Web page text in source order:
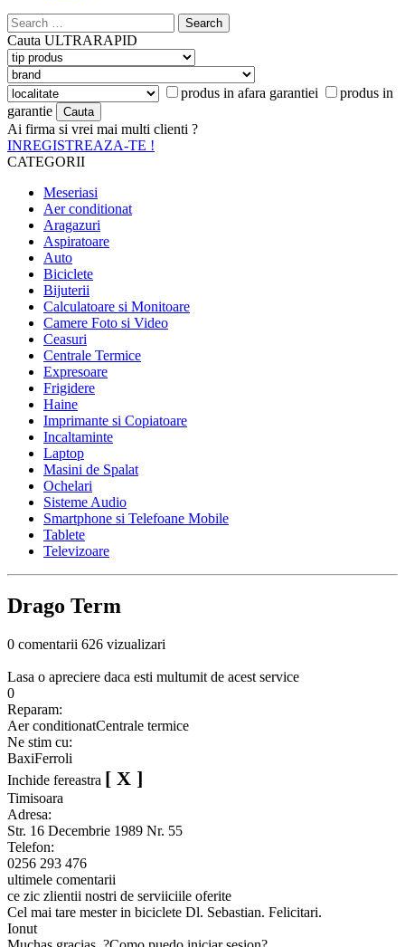
Search
for:
Cauta ULTRARAPID
produs in afara garantiei
produs in
garantie
Ai firma si vrei mai multi clienti ?
INREGISTREAZA-TE !
CATEGORII
Meseriasi
Aer conditionat
Aragazuri
Aspiratoare
Auto
Biciclete
Bijuterii
Calculatoare si Monitoare
Camere Foto si Video
Ceasuri
Centrale Termice
Expresoare
Frigidere
Haine
Imprimante si Copiatoare
Incaltaminte
Laptop
Masini de Spalat
Ochelari
Sisteme Audio
Smartphone si Telefoane Mobile
Tablete
Televizoare
Drago Term
0 comentarii 626 vizualizari
Lasa o apreciere daca esti multumit de acest service
0
Reparam:
Aer conditionatCentrale termice
Ne stim cu:
BaxiFerroli
Inchide fereastra [ X ]
Timisoara
Adresa:
Str. 16 Decembrie 1989 Nr. 55
Telefon:
0256 293 476
ultimele comentarii
ce zic zlientii nostri de serviiciile oferite
Cel mai tare mester in biciclete Dl. Sebastian. Felicitari.
Ionut